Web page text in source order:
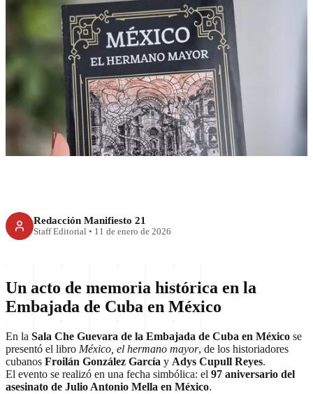
Presentan en México el libro
“México, el hermano mayor”
en homenaje a Julio Antonio
Mella
Redacción Manifiesto 21
Staff Editorial • 11 de enero de 2026
Un acto de memoria histórica en la
Embajada de Cuba en México
En la Sala Che Guevara de la Embajada de Cuba en México se
presentó el libro México, el hermano mayor, de los historiadores
cubanos Froilán González García y Adys Cupull Reyes.
El evento se realizó en una fecha simbólica: el 97 aniversario del
asesinato de Julio Antonio Mella en México.